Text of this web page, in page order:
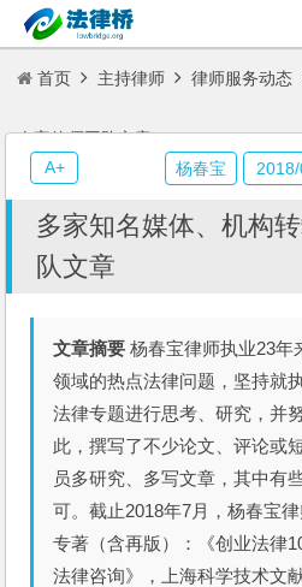
首页 主持律师 律师服务动态
春宝律师团队文章
多家知名媒体、机构
队文章
文章摘要 杨春宝律师执业23年
领域的热点法律问题，坚持就
法律专题进行思考、研究，并
此，撰写了不少论文、评论或
员多研究、多写文章，其中有
可。截止2018年7月，杨春宝
专著（含再版）：《创业法律
法律咨询》，上海科学技术文
杨春宝
A+